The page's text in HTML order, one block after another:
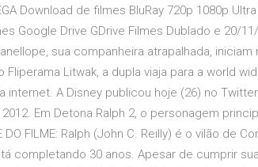
Download de filmes BluRay 720p 1080p
Google Drive GDrive Filmes Dublado e 20/
sua companheira atrapalhada,
Fliperama Litwak, a dupla viaja para a world
internet. A Disney publicou hoje (26) no
Em Detona Ralph 2, o personagem
DO FILME: Ralph (John C. Reilly) é o vilão de
completando 30 anos. Apesar de cumprir